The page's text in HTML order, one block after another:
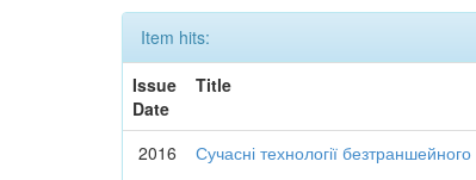
Item hits:
Issue
Date
Title
2016 Сучасні технології